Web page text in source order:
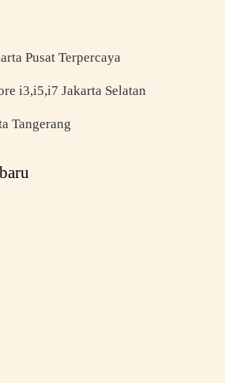
Pusat Terpercaya
i3,i5,i7 Jakarta Selatan
Tangerang